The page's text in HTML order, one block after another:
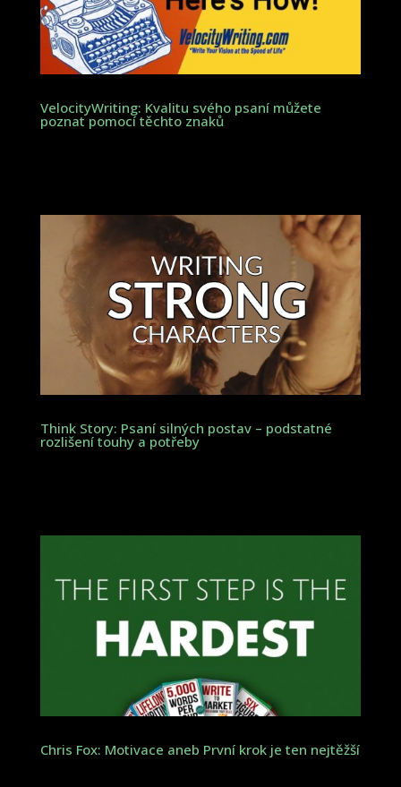
VelocityWriting: Kvalitu svého psaní můžete
poznat pomocí těchto znaků
Think Story: Psaní silných postav – podstatné
rozlišení touhy a potřeby
Chris Fox: Motivace aneb První krok je ten nejtěžší